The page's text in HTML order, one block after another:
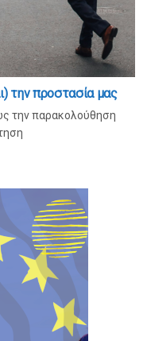
την προστασία μας
την παρακολούθηση